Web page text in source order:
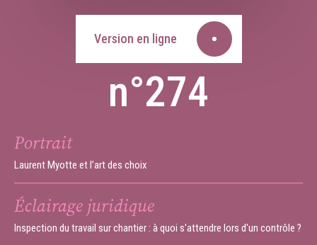
Version en ligne
n°274
Portrait
Laurent Myotte et l’art des choix
Éclairage juridique
Inspection du travail sur chantier : à quoi s'attendre lors d'un contrôle ?